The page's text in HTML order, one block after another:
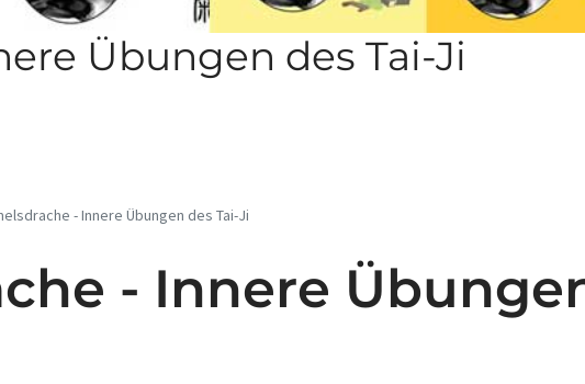
Übungen des Tai-Ji
- Innere Übungen des Tai-Ji
- Innere